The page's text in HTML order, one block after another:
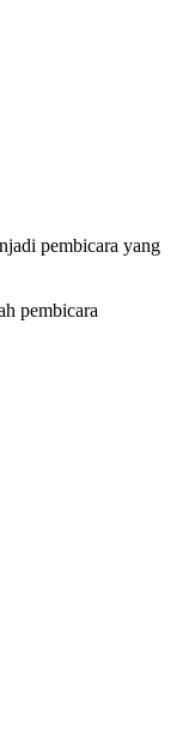
pembicara yang
pembicara